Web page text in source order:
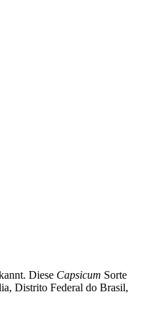
Diese Capsicum Sorte
Distrito Federal do Brasil,